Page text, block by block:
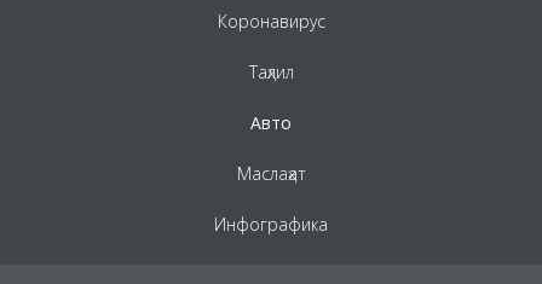
Коронавирус
Таҳлил
Авто
Маслаҳат
Инфографика